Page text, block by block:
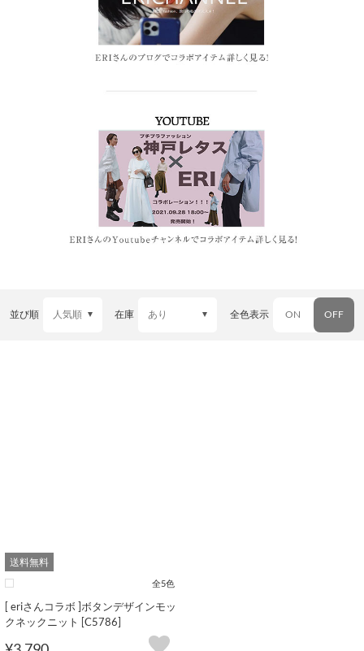
並び順 在庫 全色表示 ON OFF
送料無料
全5色
[ eriさんコラボ ]ボタンデザインモッ
クネックニット [C5786]